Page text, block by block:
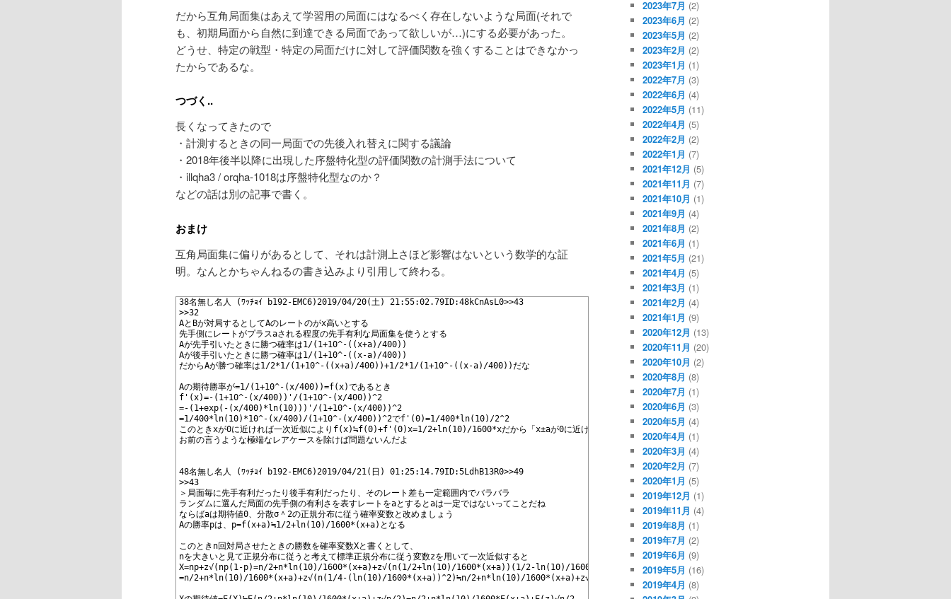
だから互角局面集はあえて学習用の局面にはなるべく存在しないような局面(それで
も、初期局面から自然に到達できる局面であって欲しいが…)にする必要があった。
どうせ、特定の戦型・特定の局面だけに対して評価関数を強くすることはできなかっ
たからであるな。
つづく..
長くなってきたので
・計測するときの同一局面での先後入れ替えに関する議論
・2018年後半以降に出現した序盤特化型の評価関数の計測手法について
・illqha3 / orqha-1018は序盤特化型なのか？
などの話は別の記事で書く。
おまけ
互角局面集に偏りがあるとして、それは計測上さほど影響はないという数学的な証
明。なんとかちゃんねるの書き込みより引用して終わる。
38名無し名人 (ﾜｯﾁｮｲ b192-EMC6)2019/04/20(土) 21:55:02.79ID:48kCnAsL0>>43
>>32
AとBが対局するとしてAのレートのがx高いとする
先手側にレートがプラスaされる程度の先手有利な局面集を使うとする
Aが先手引いたときに勝つ確率は1/(1+10^-((x+a)/400))
Aが後手引いたときに勝つ確率は1/(1+10^-((x-a)/400))
だからAが勝つ確率は1/2*1/(1+10^-((x+a)/400))+1/2*1/(1+10^-((x-a)/400))だな
Aの期待勝率が=1/(1+10^-(x/400))=f(x)であるとき
f'(x)=-(1+10^-(x/400))'/(1+10^-(x/400))^2
=-(1+exp(-(x/400)*ln(10)))'/(1+10^-(x/400))^2
=1/400*ln(10)*10^-(x/400)/(1+10^-(x/400))^2でf'(0)=1/400*ln(10)/2^2
このときxが0に近ければ一次近似によりf(x)≒f(0)+f'(0)x=1/2+ln(10)/1600*xだから「x±aが0に近ければ」1/2*f(x+a)+1/2*f(x-a)≒f(x)だから
お前の言うような極端なレアケースを除けば問題ないんだよ
48名無し名人 (ﾜｯﾁｮｲ b192-EMC6)2019/04/21(日) 01:25:14.79ID:5LdhB13R0>>49
>>43
＞局面毎に先手有利だったり後手有利だったり、そのレート差も一定範囲内でバラバラ
ランダムに選んだ局面の先手側の有利さを表すレートをaとするとaは一定ではないってことだね
ならばaは期待値0、分散σ＾2の正規分布に従う確率変数と改めましょう
Aの勝率pは、p=f(x+a)≒1/2+ln(10)/1600*(x+a)となる
このときn回対局させたときの勝数を確率変数Xと書くとして、
nを大きいと見て正規分布に従うと考えて標準正規分布に従う変数zを用いて一次近似すると
X=np+z√(np(1-p)=n/2+n*ln(10)/1600*(x+a)+z√(n(1/2+ln(10)/1600*(x+a))(1/2-ln(10)/1600*(x+a))
=n/2+n*ln(10)/1600*(x+a)+z√(n(1/4-(ln(10)/1600*(x+a))^2)≒n/2+n*ln(10)/1600*(x+a)+z√(n(1/4)なので
2023年7月 (2)
2023年6月 (2)
2023年5月 (2)
2023年2月 (2)
2023年1月 (1)
2022年7月 (3)
2022年6月 (4)
2022年5月 (11)
2022年4月 (5)
2022年2月 (2)
2022年1月 (7)
2021年12月 (5)
2021年11月 (7)
2021年10月 (1)
2021年9月 (4)
2021年8月 (2)
2021年6月 (1)
2021年5月 (21)
2021年4月 (5)
2021年3月 (1)
2021年2月 (4)
2021年1月 (9)
2020年12月 (13)
2020年11月 (20)
2020年10月 (2)
2020年8月 (8)
2020年7月 (1)
2020年6月 (3)
2020年5月 (4)
2020年4月 (1)
2020年3月 (4)
2020年2月 (7)
2020年1月 (5)
2019年12月 (1)
2019年11月 (4)
2019年8月 (1)
2019年7月 (2)
2019年6月 (9)
2019年5月 (16)
2019年4月 (8)